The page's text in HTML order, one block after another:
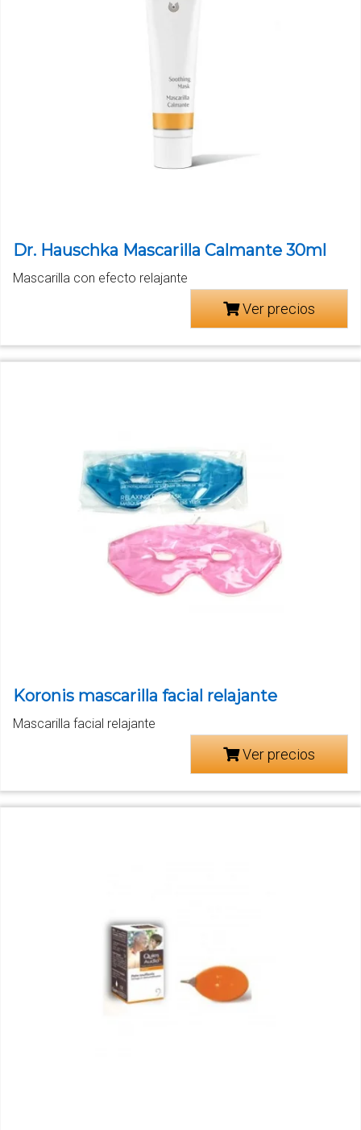
Dr. Hauschka Mascarilla Calmante 30ml
Mascarilla con efecto relajante
Ver precios
Koronis mascarilla facial relajante
Mascarilla facial relajante
Ver precios